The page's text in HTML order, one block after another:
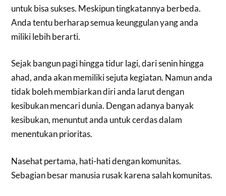
untuk bisa sukses. Meskipun tingkatannya berbeda.
Anda tentu berharap semua keunggulan yang anda
miliki lebih berarti.
Sejak bangun pagi hingga tidur lagi, dari senin hingga
ahad, anda akan memiliki sejuta kegiatan. Namun anda
tidak boleh membiarkan diri anda larut dengan
kesibukan mencari dunia. Dengan adanya banyak
kesibukan, menuntut anda untuk cerdas dalam
menentukan prioritas.
Nasehat pertama, hati-hati dengan komunitas.
Sebagian besar manusia rusak karena salah komunitas.